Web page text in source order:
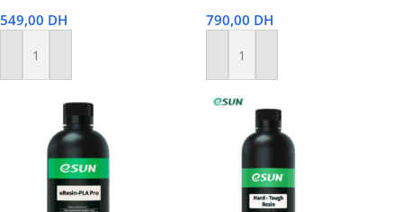
549,00 DH
Ajouter Au Panier
790,00 DH
Ajouter Au Panier